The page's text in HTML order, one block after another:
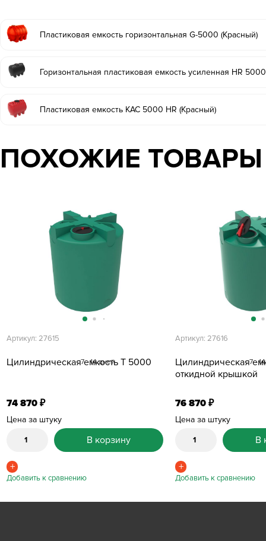
Пластиковая емкость горизонтальная G-5000 (Красный)
Горизонтальная пластиковая емкость усиленная HR
Пластиковая емкость КАС 5000 HR (Красный)
ПОХОЖИЕ ТОВАРЫ
Цилиндрическая емкость T 5000
Артикул: 27615
7 - 14 дней
74 870 ₽
Цена за штуку
В корзину
Цилиндрическая
откидной крышкой
Артикул: 27616
7 -
76 870 ₽
Цена за штуку
В